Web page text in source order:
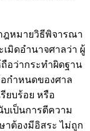
ฎหมายวิธีพิจารณา
มิดอำนาจศาลว่า ผู้
อว่ากระทำผิดฐาน
กำหนดของศาล
ยบร้อย หรือ
เป็นการตีความ
าต้องมีอิสระ ไม่ถูก